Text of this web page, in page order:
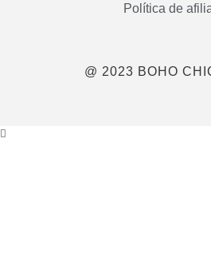
Política de
@ 2023 BOHO